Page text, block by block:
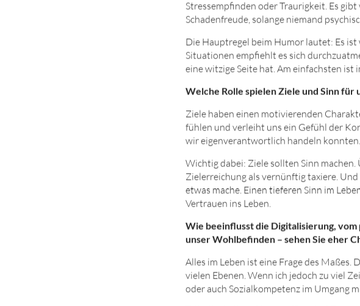
Stressempfinden oder Traurigkeit. Es
Schadenfreude, solange niemand
Die Hauptregel beim Humor lautet: Es ist
Situationen empfiehlt es sich
eine witzige Seite hat. Am einfachsten ist
Welche Rolle spielen Ziele und Sinn für
Ziele haben einen motivierenden
fühlen und verleiht uns ein Gefühl der
wir eigenverantwortlich handeln konnten.
Wichtig dabei: Ziele sollten Sinn
Zielerreichung als vernünftig taxiere.
etwas mache. Einen tieferen Sinn im
Vertrauen ins Leben.
Wie beeinflusst die Digitalisierung,
unser Wohlbefinden – sehen Sie eher
Alles im Leben ist eine Frage des
vielen Ebenen. Wenn ich jedoch zu viel
oder auch Sozialkompetenz im Umgang